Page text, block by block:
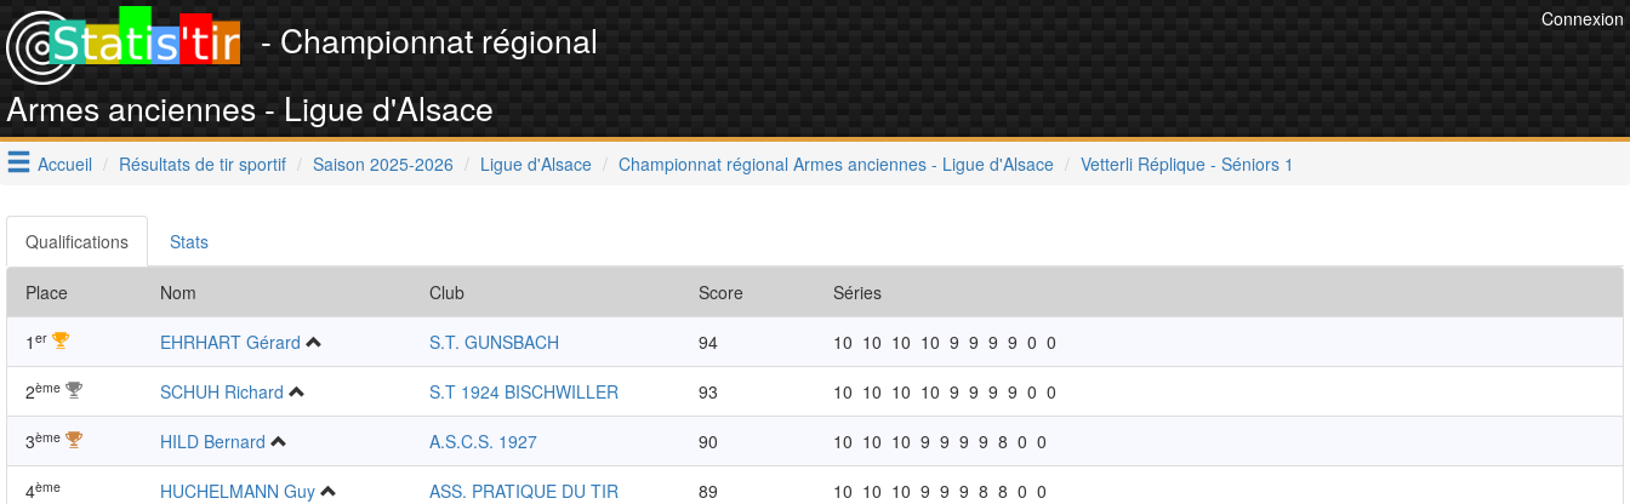
Connexion
- Championnat régional
Armes anciennes - Ligue d'Alsace
Accueil Résultats de tir sportif Saison 2025-2026 Ligue d'Alsace Championnat régional Armes anciennes - Ligue d'Alsace Vetterli Réplique - Séniors 1
Qualifications Stats
Place Nom Club Score Séries
1 er EHRHART Gérard S.T. GUNSBACH 94 10 10 10 10 9 9 9 9 0 0
2ème SCHUH Richard S.T 1924 BISCHWILLER 93 10 10 10 10 9 9 9 9 0 0
3ème HILD Bernard A.S.C.S. 1927 90 10 10 10 9 9 9 9 8 0 0
4ème HUCHELMANN Guy ASS. PRATIQUE DU TIR 89 10 10 10 9 9 9 8 8 0 0